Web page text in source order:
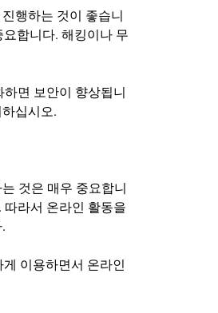
행하는 것이 좋습니
합니다. 해킹이나 무
면 보안이 향상됩니
십시오.
것은 매우 중요합니
라서 온라인 활동을
이용하면서 온라인